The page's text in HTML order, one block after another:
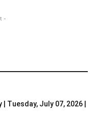
-
Tuesday, July 07, 2026 |